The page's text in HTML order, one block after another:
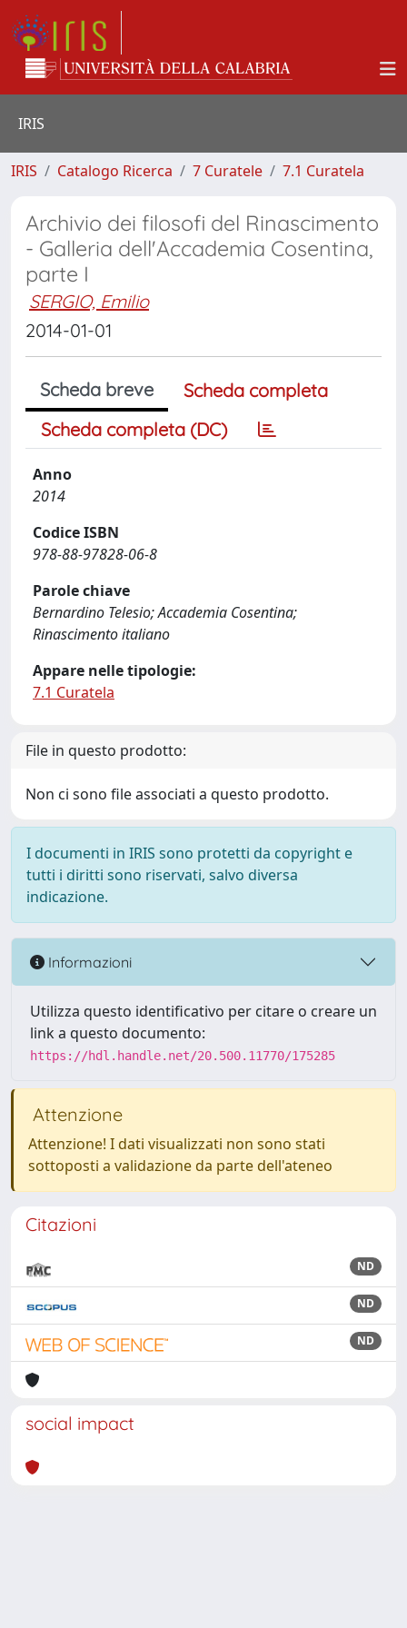
IRIS
IRIS Catalogo Ricerca 7 Curatele 7.1 Curatela
Archivio dei filosofi del Rinascimento
- Galleria dell'Accademia Cosentina,
parte I
SERGIO, Emilio
2014-01-01
Scheda breve
Scheda completa
Scheda completa (DC)
Anno
2014
Codice ISBN
978-88-97828-06-8
Parole chiave
Bernardino Telesio; Accademia Cosentina;
Rinascimento italiano
Appare nelle tipologie:
7.1 Curatela
File in questo prodotto:
Non ci sono file associati a questo prodotto.
I documenti in IRIS sono protetti da copyright e
tutti i diritti sono riservati, salvo diversa
indicazione.
Informazioni
Utilizza questo identificativo per citare o creare un
link a questo documento:
https://hdl.handle.net/20.500.11770/175285
Attenzione
Attenzione! I dati visualizzati non sono stati
sottoposti a validazione da parte dell'ateneo
Citazioni
ND
ND
ND
social impact